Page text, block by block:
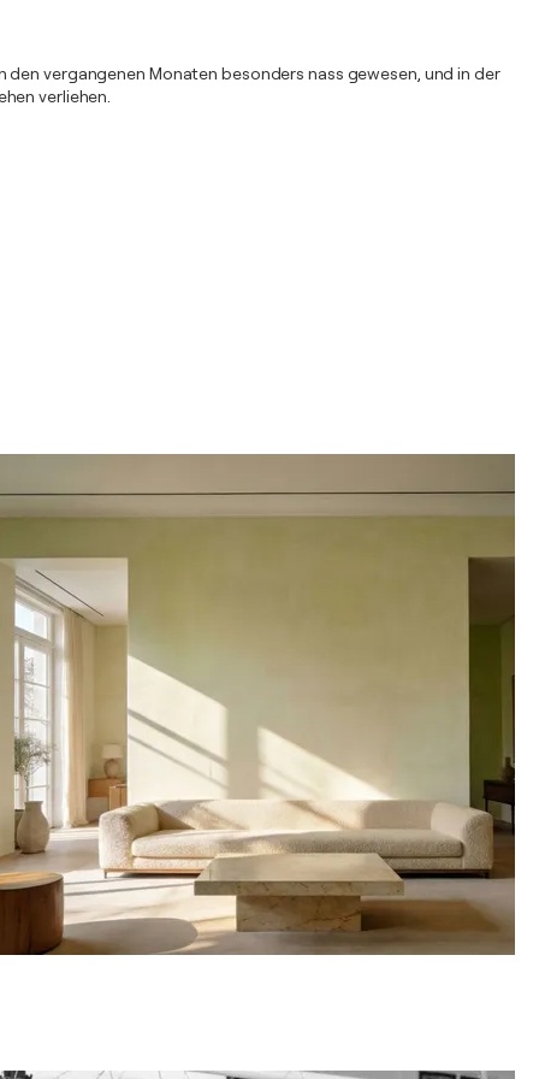
vergangenen Monaten besonders nass gewesen, und in der
verliehen.